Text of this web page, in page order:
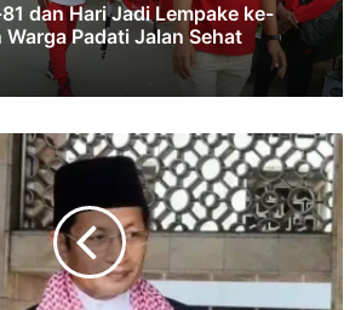
dan Hari Jadi Lempake ke-
Warga Padati Jalan Sehat